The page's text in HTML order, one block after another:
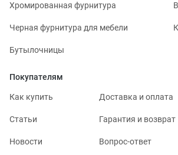
Хромированная фурнитура
Черная фурнитура для мебели
Бутылочницы
Покупателям
Как купить Доставка и оплата
Статьи Гарантия и возврат
Новости Вопрос-ответ